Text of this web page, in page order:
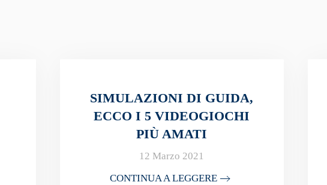
SIMULAZIONI DI GUIDA,
ECCO I 5 VIDEOGIOCHI
PIÙ AMATI
12 Marzo 2021
CONTINUA A LEGGERE